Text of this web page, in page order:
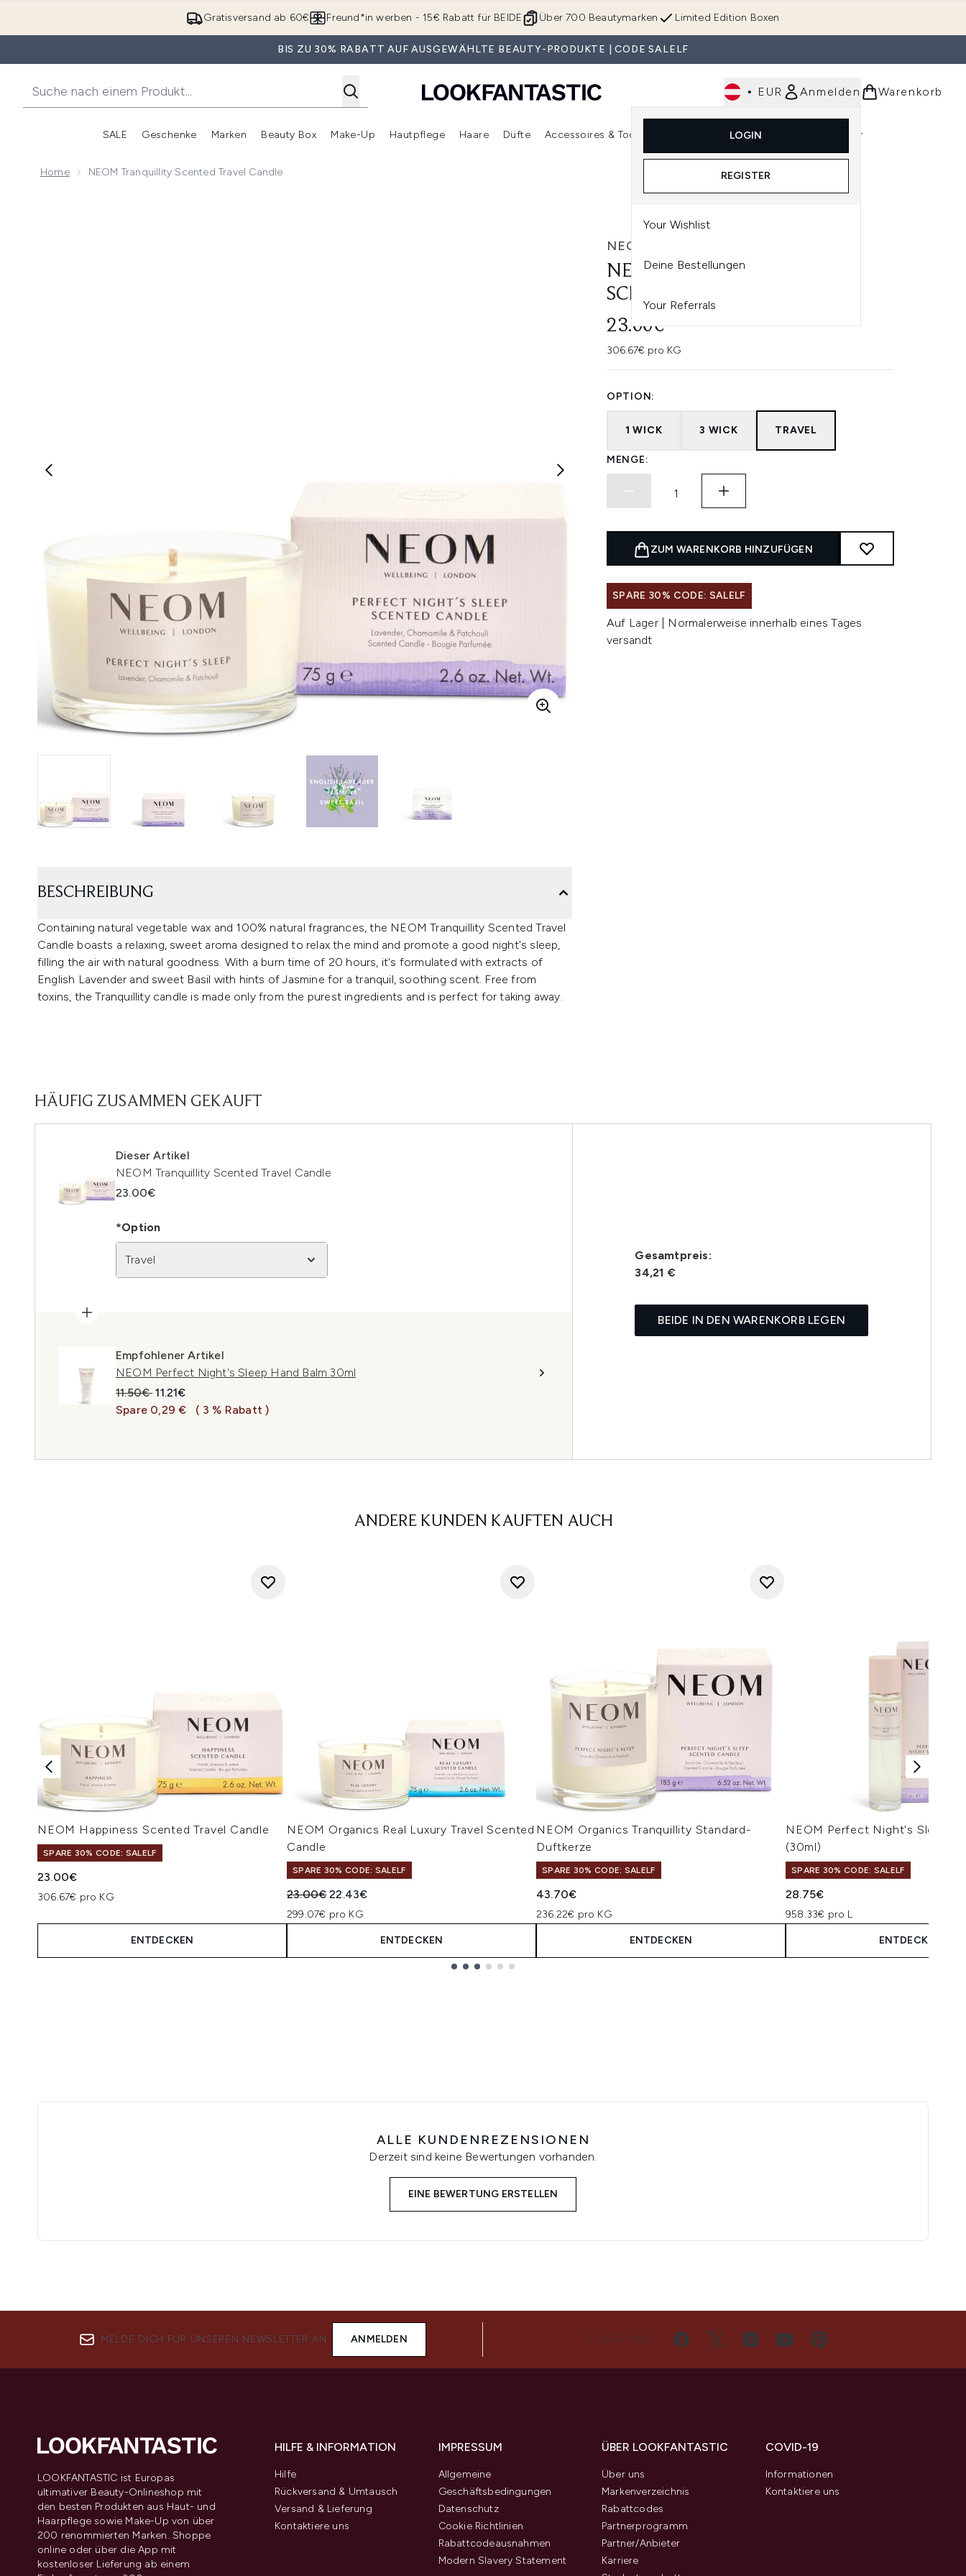
Zum Hauptinhalt springen
Gratisversand ab 60€ Limited Edition Boxen
Über 700 Beautymarken
Freund*in werben - 15€ Rabatt für BEIDE
BIS ZU 30% RABATT AUF AUSGEWÄHLTE BEAUTY-PRODUKTE | CODE SALELF
• EUR Anmelden
LOGIN
REGISTER
Your Wishlist
Deine Bestellungen
Your Referrals
Warenkorb
SALE
Untermenü Anmelden (SALE)
Geschenke
Untermenü Anmelden (Geschenke)
Marken
Untermenü Anmelden (Marken)
Beauty Box
Untermenü Anmelden (Beauty Box)
Make-Up
Untermenü Anmelden (Make-Up)
Hautpflege
Untermenü Anmelden (Hautpflege)
Haare
Untermenü Anmelden (Haare)
Düfte Accessoires & Tools
Untermenü Anmelden (Accessoires & Tools)
Im Trend & Neu Männer
Home NEOM Tranquillity Scented Travel Candle
NEOM
NEOM TRANQUILLITY
SCENTED TRAVEL CANDLE
23.00€
306.67€ pro KG
OPTION:
1 WICK 3 WICK TRAVEL
MENGE:
ZUM WARENKORB HINZUFÜGEN
SPARE 30% CODE: SALELF
Auf Lager | Normalerweise innerhalb eines Tages
versandt
BESCHREIBUNG
Containing natural vegetable wax and 100% natural fragrances, the NEOM Tranquillity Scented Travel
Candle boasts a relaxing, sweet aroma designed to relax the mind and promote a good night's sleep,
filling the air with natural goodness. With a burn time of 20 hours, it's formulated with extracts of
English Lavender and sweet Basil with hints of Jasmine for a tranquil, soothing scent. Free from
toxins, the Tranquillity candle is made only from the purest ingredients and is perfect for taking away.
HÄUFIG ZUSAMMEN GEKAUFT
Dieser Artikel
NEOM Tranquillity Scented Travel Candle
23.00€
*Option
Travel
Empfohlener Artikel
NEOM Perfect Night's Sleep Hand Balm 30ml
Unverbindliche Preisempfehlung:
11.50€Aktueller Preis:
11.21€
Spare 0,29 €
( 3 % Rabatt )
Gesamtpreis:
34,21 €
BEIDE IN DEN WARENKORB LEGEN
ANDERE KUNDEN KAUFTEN AUCH
NEOM Happiness Scented Travel Candle
SPARE 30% CODE: SALELF
23.00€
306.67€ pro KG
ENTDECKEN
NEOM Organics Real Luxury Travel Scented
Candle
SPARE 30% CODE: SALELF
Unverbindliche Preisempfehlung:
23.00€Aktueller Preis:
22.43€
299.07€ pro KG
ENTDECKEN
NEOM Organics Tranquillity Standard-
Duftkerze
SPARE 30% CODE: SALELF
43.70€
236.22€ pro KG
ENTDECKEN
NEOM Perfect Night's Sleep
(30ml)
SPARE 30% CODE: SALELF
28.75€
958.33€ pro L
ENTDECKEN
ALLE KUNDENREZENSIONEN
Derzeit sind keine Bewertungen vorhanden.
EINE BEWERTUNG ERSTELLEN
MELDE DICH FÜR UNSEREN NEWSLETTER AN ANMELDEN FOLGE UNS
LOOKFANTASTIC ist Europas
ultimativer Beauty-Onlineshop mit
den besten Produkten aus Haut- und
Haarpflege sowie Make-Up von über
200 renommierten Marken. Shoppe
online oder über die App mit
kostenloser Lieferung ab einem
HILFE & INFORMATION
Hilfe
Rückversand & Umtausch
Versand & Lieferung
Kontaktiere uns
IMPRESSUM
Allgemeine
Geschäftsbedingungen
Datenschutz
Cookie Richtlinien
Rabattcodeausnahmen
Modern Slavery Statement
ÜBER LOOKFANTASTIC
Über uns
Markenverzeichnis
Rabattcodes
Partnerprogramm
Partner/Anbieter
Karriere
COVID-19
Informationen
Kontaktiere uns